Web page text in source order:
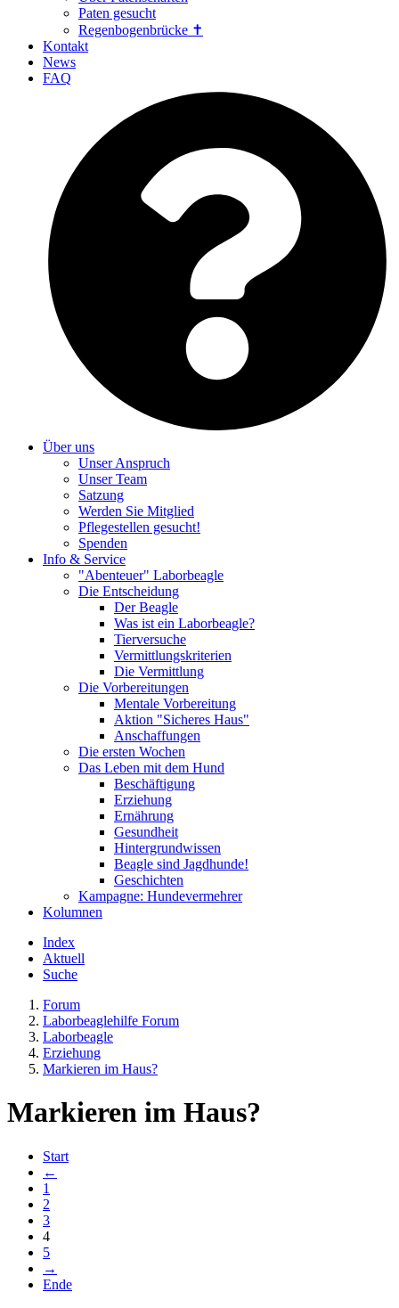
Paten gesucht
Regenbogenbrücke ✝
Kontakt
News
FAQ
Über uns
Unser Anspruch
Unser Team
Satzung
Werden Sie Mitglied
Pflegestellen gesucht!
Spenden
Info & Service
"Abenteuer" Laborbeagle
Die Entscheidung
Der Beagle
Was ist ein Laborbeagle?
Tierversuche
Vermittlungskriterien
Die Vermittlung
Die Vorbereitungen
Mentale Vorbereitung
Aktion "Sicheres Haus"
Anschaffungen
Die ersten Wochen
Das Leben mit dem Hund
Beschäftigung
Erziehung
Ernährung
Gesundheit
Hintergrundwissen
Beagle sind Jagdhunde!
Geschichten
Kampagne: Hundevermehrer
Kolumnen
Index
Aktuell
Suche
Forum
Laborbeaglehilfe Forum
Laborbeagle
Erziehung
Markieren im Haus?
Markieren im Haus?
Start
←
1
2
3
4
5
→
Ende